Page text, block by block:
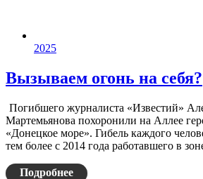
2025
Вызываем огонь на себя?
Погибшего журналиста «Известий»
Мартемьянова похоронили на Аллее
«Донецкое море». Гибель каждого
тем более с 2014 года работавшего в
Подробнее